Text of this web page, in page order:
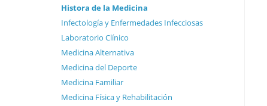
Histora de la Medicina
Infectología y Enfermedades Infecciosas
Laboratorio Clínico
Medicina Alternativa
Medicina del Deporte
Medicina Familiar
Medicina Física y Rehabilitación